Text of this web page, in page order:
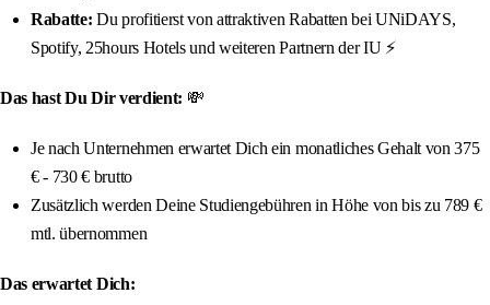
Rabatte:Du profitierst von attraktiven Rabatten bei UNiDAYS,
Spotify, 25hours Hotels und weiteren Partnern der IU ⚡️
Das hast Du Dir verdient: 💸
Je nach Unternehmen erwartet Dich ein monatliches Gehalt von 375
€ - 730 € brutto
Zusätzlich werden Deine Studiengebühren in Höhe von bis zu 789 €
mtl. übernommen
Das erwartet Dich: